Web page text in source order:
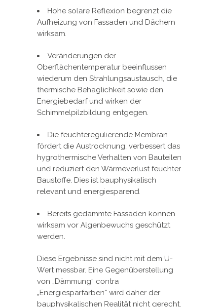
Hohe solare Reflexion begrenzt die
Aufheizung von Fassaden und Dächern
wirksam.
Veränderungen der
Oberflächentemperatur beeinflussen
wiederum den Strahlungsaustausch, die
thermische Behaglichkeit sowie den
Energiebedarf und wirken der
Schimmelpilzbildung entgegen.
Die feuchteregulierende Membran
fördert die Austrocknung, verbessert das
hygrothermische Verhalten von Bauteilen
und reduziert den Wärmeverlust feuchter
Baustoffe. Dies ist bauphysikalisch
relevant und energiesparend.
Bereits gedämmte Fassaden können
wirksam vor Algenbewuchs geschützt
werden.
Diese Ergebnisse sind nicht mit dem U-
Wert messbar. Eine Gegenüberstellung
von „Dämmung“ contra
„Energiesparfarben“ wird daher der
bauphysikalischen Realität nicht gerecht.